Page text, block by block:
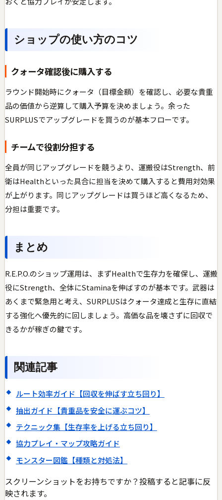
ショップの使い方のコツ
クォータ確認後に購入する
ラウンド開始時にクォータ（目標金額）を確認し、必要な貴重
品の価値から逆算して購入予算を決めましょう。余った
SURPLUSでアップグレードを買うのが基本フローです。
チームで役割分担する
全員が同じアップグレードを競うより、運搬役はStrength、前
衛はHealthといった具合に担当を決めて購入すると費用対効果
が上がります。同じアップグレードは買うほど高くなるため、
分担は重要です。
まとめ
R.E.P.O.のショップ運用は、まずHealthで生存力を確保し、運搬
役にStrength、全体にStaminaを伸ばすのが基本です。武器は
あくまで緊急用と考え、SURPLUSはクォータ達成と生存に直結
する強化へ優先的に回しましょう。高価な品を壊さずに回収で
きるかが稼ぎの鍵です。
関連記事
ルート効率ガイド【回収を伸ばす立ち回り】
抽出ガイド【貴重品を安全に運ぶコツ】
テクニック集【生存率を上げる立ち回り】
協力プレイ・マップ攻略ガイド
モンスター図鑑【種類と対処法】
スクリーンショットをお持ちですか？投稿すると記事に反
映されます。